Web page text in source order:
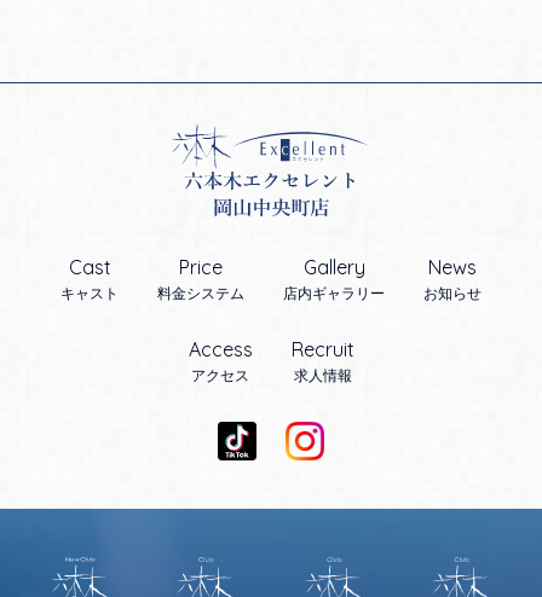
Cast
キャスト
Price
料金システム
Gallery
店内ギャラリー
News
お知らせ
Access
アクセス
Recruit
求人情報